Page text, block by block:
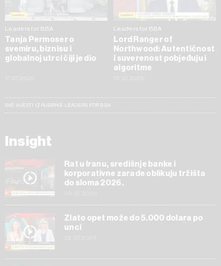
Leaders for BBA
Tanja Permoser o
svemiru, biznisu i
globalnoj utrci čiji je dio
Leaders for BBA
Lord Ranger of
Northwood: Autentičnost
i suverenost pobjeđuju i
algoritme
SVE VIJESTI IZ RUBRIKE LEADERS FOR BBA
Insight
Rat u Iranu, središnje banke i
korporativne zarade oblikuju tržišta
do sloma 2026.
Zlato opet može do 5.000 dolara po
unci